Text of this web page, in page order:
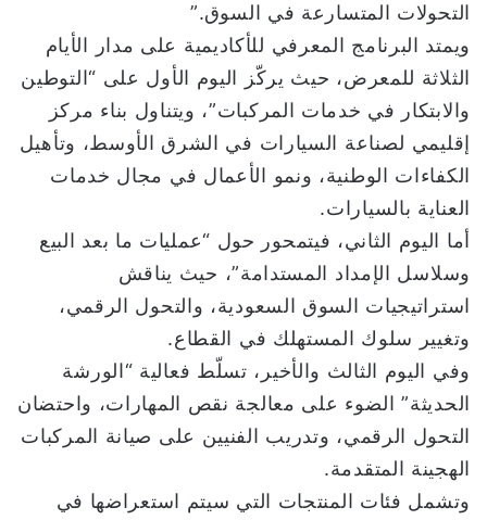
التحولات المتسارعة في السوق.”
ويمتد البرنامج المعرفي للأكاديمية على مدار الأيام
الثلاثة للمعرض، حيث يركّز اليوم الأول على “التوطين
والابتكار في خدمات المركبات”، ويتناول بناء مركز
إقليمي لصناعة السيارات في الشرق الأوسط، وتأهيل
الكفاءات الوطنية، ونمو الأعمال في مجال خدمات
العناية بالسيارات.
أما اليوم الثاني، فيتمحور حول “عمليات ما بعد البيع
وسلاسل الإمداد المستدامة”، حيث يناقش
استراتيجيات السوق السعودية، والتحول الرقمي،
وتغيير سلوك المستهلك في القطاع.
وفي اليوم الثالث والأخير، تسلّط فعالية “الورشة
الحديثة” الضوء على معالجة نقص المهارات، واحتضان
التحول الرقمي، وتدريب الفنيين على صيانة المركبات
الهجينة المتقدمة.
وتشمل فئات المنتجات التي سيتم استعراضها في